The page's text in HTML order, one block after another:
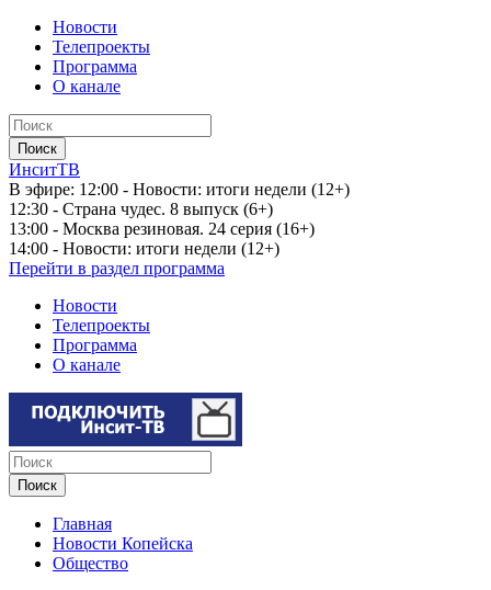
Новости
Телепроекты
Программа
О канале
ИнситТВ
В эфире: 12:00 - Новости: итоги недели (12+)
12:30 - Страна чудес. 8 выпуск (6+)
13:00 - Москва резиновая. 24 серия (16+)
14:00 - Новости: итоги недели (12+)
Перейти в раздел программа
Новости
Телепроекты
Программа
О канале
Главная
Новости Копейска
Общество